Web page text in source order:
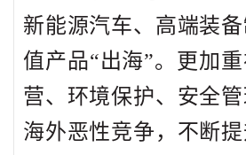
新能源汽车、高端装
值产品“出海”。更加
营、环境保护、安全
海外恶性竞争，不断